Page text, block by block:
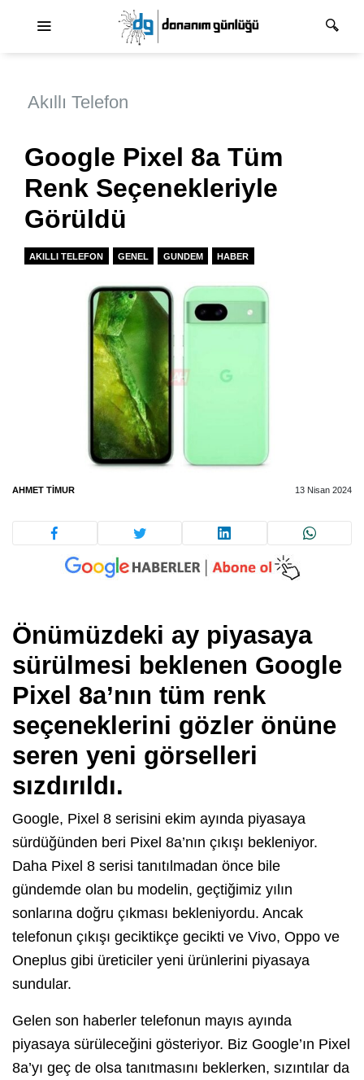
Akıllı Telefon
Google Pixel 8a Tüm
Renk Seçenekleriyle
Görüldü
AKILLI TELEFON GENEL GUNDEM HABER
AHMET TIMUR 13 Nisan 2024
Önümüzdeki ay piyasaya
sürülmesi beklenen Google
Pixel 8a’nın tüm renk
seçeneklerini gözler önüne
seren yeni görselleri
sızdırıldı.
Google, Pixel 8 serisini ekim ayında piyasaya
sürdüğünden beri Pixel 8a’nın çıkışı bekleniyor.
Daha Pixel 8 serisi tanıtılmadan önce bile
gündemde olan bu modelin, geçtiğimiz yılın
sonlarına doğru çıkması bekleniyordu. Ancak
telefonun çıkışı geciktikçe gecikti ve Vivo, Oppo ve
Oneplus gibi üreticiler yeni ürünlerini piyasaya
sundular.
Gelen son haberler telefonun mayıs ayında
piyasaya sürüleceğini gösteriyor. Biz Google’ın Pixel
8a’yı geç de olsa tanıtmasını beklerken, sızıntılar da